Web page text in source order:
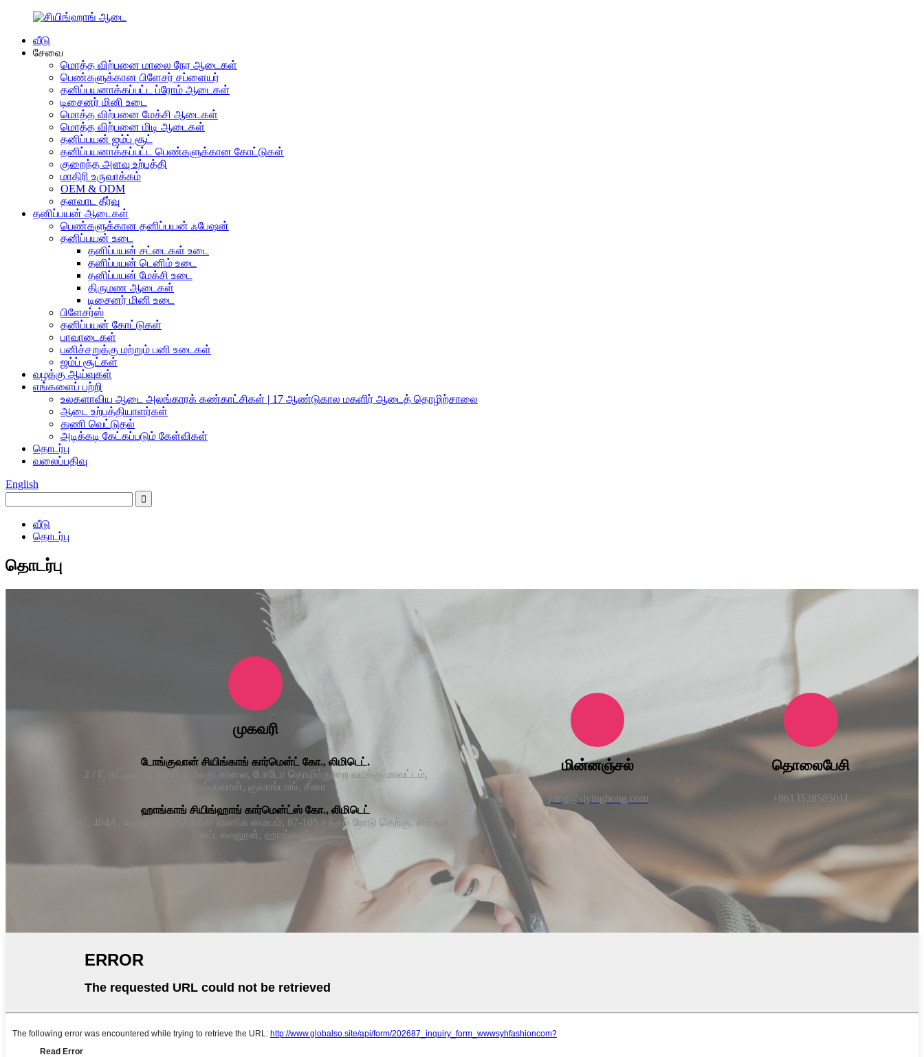
வீடு
சேவை
மொத்த விற்பனை மாலை நேர ஆடைகள்
பெண்களுக்கான பிளேசர் சப்ளையர்
தனிப்பயனாக்கப்பட்ட ப்ரோம் ஆடைகள்
டிசைனர் மினி உடை
மொத்த விற்பனை மேக்சி ஆடைகள்
மொத்த விற்பனை மிடி ஆடைகள்
தனிப்பயன் ஜம்ப் சூட்
தனிப்பயனாக்கப்பட்ட பெண்களுக்கான கோட்டுகள்
குறைந்த அளவு உற்பத்தி
மாதிரி உருவாக்கம்
OEM & ODM
தளவாட தீர்வு
தனிப்பயன் ஆடைகள்
பெண்களுக்கான தனிப்பயன் ஃபேஷன்
தனிப்பயன் உடை
தனிப்பயன் சட்டைகள் உடை
தனிப்பயன் டெனிம் உடை
தனிப்பயன் மேக்சி உடை
திருமண ஆடைகள்
டிசைனர் மினி உடை
பிளேசர்ஸ்
தனிப்பயன் கோட்டுகள்
பாவாடைகள்
பனிச்சறுக்கு மற்றும் பனி உடைகள்
ஜம்ப் சூட்கள்
வழக்கு ஆய்வுகள்
எங்களைப் பற்றி
உலகளாவிய ஆடை அலங்காரக் கண்காட்சிகள் | 17 ஆண்டுகால மகளிர் ஆடைத் தொழிற்சாலை
ஆடை உற்பத்தியாளர்கள்
துணி வெட்டுதல்
அடிக்கடி கேட்கப்படும் கேள்விகள்
தொடர்பு
வலைப்பதிவு
English
வீடு
தொடர்பு
தொடர்பு
முகவரி
டோங்குவான் சியிங்காங் கார்மென்ட் கோ., லிமிடெட்.
2 / F, கட்டிடம் B, எண் 2, 3வது சாலை, போடோ தொழிற்துறை வடக்கு மாவட்டம்,
டோங்குவான், குவாங்டாங், சீனா
ஹாங்காங் சியிங்ஹாங் கார்மென்ட்ஸ் கோ., லிமிடெட்
பிளாட் 404A, 4வது தளம், பெவர்லி வணிக மையம், 87-105 சத்தம் ரோடு தெற்கு, சிம் ஷா
சுய், கவுலூன், ஹாங்காங்
மின்னஞ்சல்
yang@siyinghong.com
தொலைபேசி
+8613528585011